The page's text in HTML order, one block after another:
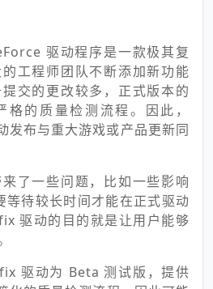
驱动程序是一款极其复
工程师团队不断添加新功能
交的更改较多，正式版本的
的质量检测流程。因此，
发布与重大游戏或产品更新同
了一些问题，比如一些影响
待较长时间才能在正式驱动
驱动的目的就是让用户能够
驱动为 Beta 测试版，提供